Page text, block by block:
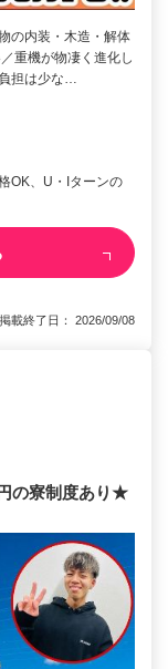
の内装・木造・解体
重機が物凄く進化し
担は少な…
OK、U・Iターンの
載終了日： 2026/09/08
の寮制度あり★